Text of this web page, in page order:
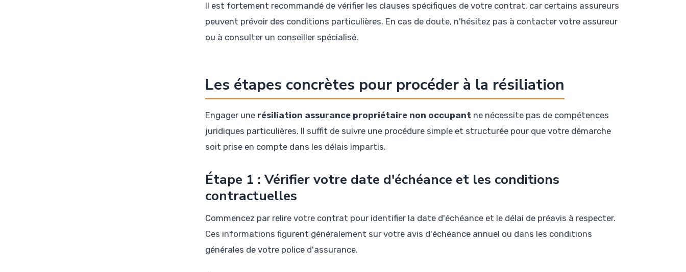
Il est fortement recommandé de vérifier les clauses spécifiques de votre contrat, car certains assureurs
peuvent prévoir des conditions particulières. En cas de doute, n'hésitez pas à contacter votre assureur
ou à consulter un conseiller spécialisé.
Les étapes concrètes pour procéder à la résiliation
Engager une résiliation assurance propriétaire non occupant ne nécessite pas de compétences
juridiques particulières. Il suffit de suivre une procédure simple et structurée pour que votre démarche
soit prise en compte dans les délais impartis.
Étape 1 : Vérifier votre date d'échéance et les conditions
contractuelles
Commencez par relire votre contrat pour identifier la date d'échéance et le délai de préavis à respecter.
Ces informations figurent généralement sur votre avis d'échéance annuel ou dans les conditions
générales de votre police d'assurance.